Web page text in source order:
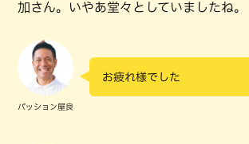
加さん。いやあ堂々としていましたね。
パッション屋良
お疲れ様でした